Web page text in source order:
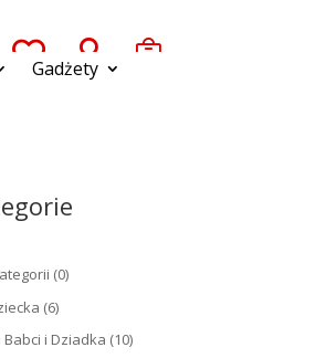
  
Gadżety
(0)
(6)
Babci i Dziadka (10)